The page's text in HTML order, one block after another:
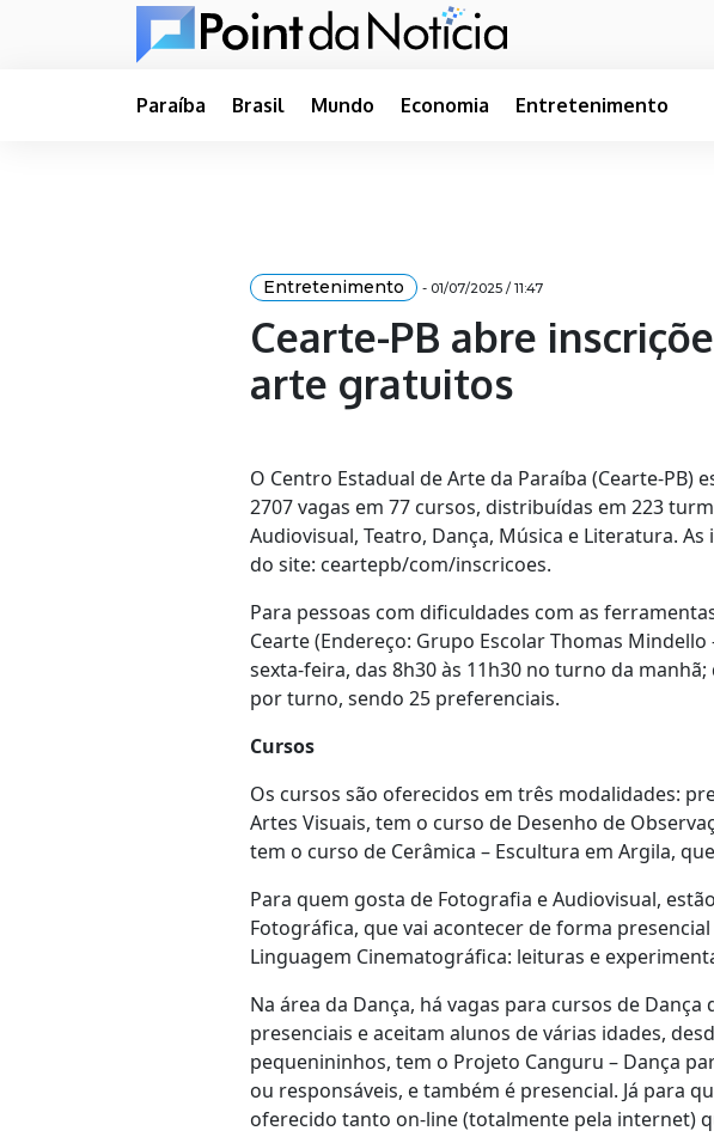
Paraíba Brasil Mundo Economia Entretenimento
Entretenimento - 01/07/2025 / 11:47
Cearte-PB abre
arte gratuitos
O Centro Estadual de Arte da Paraíba (Cearte-
2707 vagas em 77 cursos, distribuídas em 223
Audiovisual, Teatro, Dança, Música e Literatura.
do site: ceartepb/com/inscricoes.
Para pessoas com dificuldades com as
Cearte (Endereço: Grupo Escolar Thomas
sexta-feira, das 8h30 às 11h30 no turno da
por turno, sendo 25 preferenciais.
Cursos
Os cursos são oferecidos em três modalidades:
Artes Visuais, tem o curso de Desenho de
tem o curso de Cerâmica – Escultura em Argila,
Para quem gosta de Fotografia e Audiovisual,
Fotográfica, que vai acontecer de forma
Linguagem Cinematográfica: leituras e
Na área da Dança, há vagas para cursos de
presenciais e aceitam alunos de várias idades,
pequenininhos, tem o Projeto Canguru – Dança
ou responsáveis, e também é presencial. Já para
oferecido tanto on-line (totalmente pela internet)